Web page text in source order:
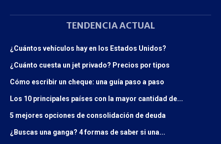
TENDENCIA ACTUAL
¿Cuántos vehículos hay en los Estados Unidos?
¿Cuánto cuesta un jet privado? Precios por tipos
Cómo escribir un cheque: una guía paso a paso
Los 10 principales países con la mayor cantidad de...
5 mejores opciones de consolidación de deuda
¿Buscas una ganga? 4 formas de saber si una...